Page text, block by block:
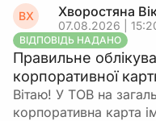
ВХ Хворостяна
07.08.2026 |
ВІДПОВІДЬ НАДАНО
Правильне
корпоративної
Вітаю! У ТОВ на
корпоративна карта